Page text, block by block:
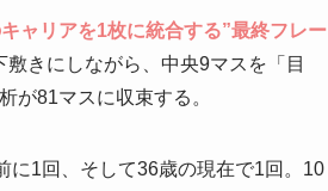
ャリアを1枚に統合する”最終フレー
きにしながら、中央9マスを「目
が81マスに収束する。
に1回、そして36歳の現在で1回。10